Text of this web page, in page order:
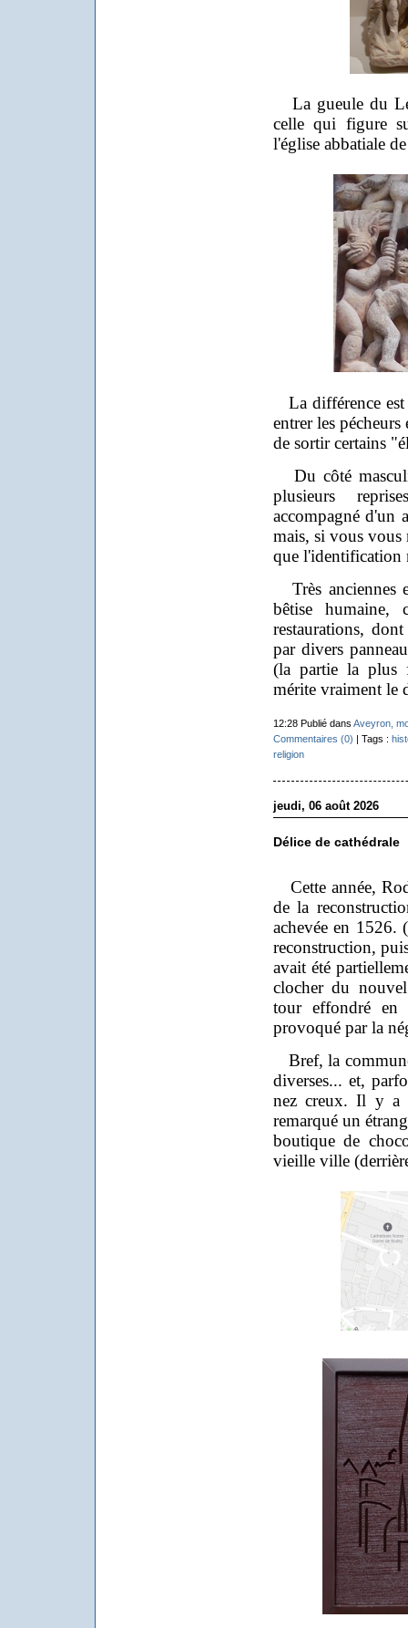
La gueule du
celle qui figure
l'église abbatiale
La différence est
entrer les pécheurs
de sortir certains
Du côté
plusieurs
accompagné d'un
mais, si vous vous
que l'identification
Très anciennes
bêtise humaine,
restaurations,
par divers
(la partie la plus
mérite vraiment le
12:28 Publié dans Aveyron,
Commentaires (0) | Tags :
religion
jeudi, 06 août 2026
Délice de cathédrale
Cette année,
de la
achevée en 1526.
reconstruction,
avait été
clocher du
tour effondré
provoqué par la
Bref, la
diverses... et,
nez creux. Il y a
remarqué un
boutique de
vieille ville